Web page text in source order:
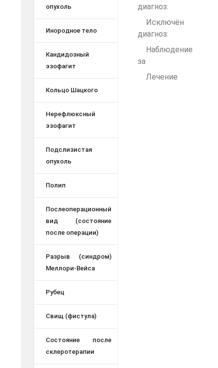
диагноз:
Исключён
диагноз:
Наблюдение
за
Лечение
опухоль
Инородное тело
Кандидозный
эзофагит
Кольцо Шацкого
Нерефлюксный
эзофагит
Подслизистая
опухоль
Полип
Послеоперационный
вид (состояние
после операции)
Разрыв (синдром)
Меллори-Вейса
Рубец
Свищ (фистула)
Состояние после
склеротерапии